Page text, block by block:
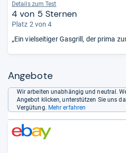
Details zum Test
4 von 5 Sternen
Platz 2 von 4
„Ein vielseitiger Gasgrill, der prima
Angebote
Wir arbeiten unabhängig und neutral.
Angebot klicken, unterstützen Sie uns
Vergütung. Mehr erfahren